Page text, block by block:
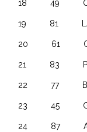
18 49
19 81
20 61
21 83
22 77
23 45
24 87